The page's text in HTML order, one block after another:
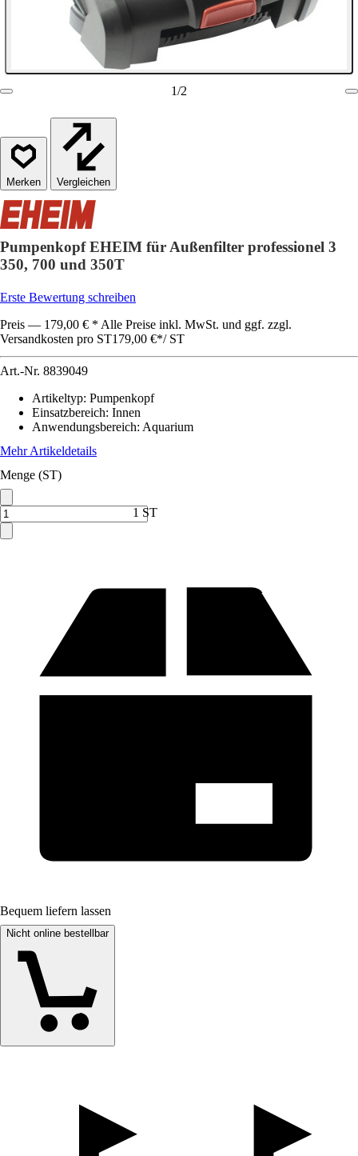
1/2
Vergleichen
Pumpenkopf EHEIM für Außenfilter professionel 3
350, 700 und 350T
Erste Bewertung schreiben
Preis — 179,00 € * Alle Preise inkl. MwSt. und ggf. zzgl.
Versandkosten pro ST179,00 €*/ ST
Art.-Nr. 8839049
Artikeltyp: Pumpenkopf
Einsatzbereich: Innen
Anwendungsbereich: Aquarium
Mehr Artikeldetails
Menge (ST)
1 ST
Bequem liefern lassen
Nicht online bestellbar